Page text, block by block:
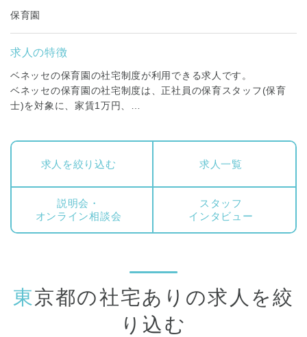
保育園
求人の特徴
ベネッセの保育園の社宅制度が利用できる求人です。
ベネッセの保育園の社宅制度は、正社員の保育スタッフ(保育
士)を対象に、家賃1万円、
求人を絞り込む 求人一覧
説明会・
オンライン相談会
スタッフ
インタビュー
東京都の社宅ありの求人を絞
り込む